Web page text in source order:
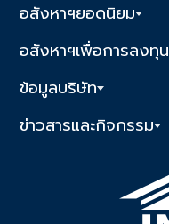
อสังหาฯยอดนิยม
อสังหาฯเพื่อการลงทุน
ข้อมูลบริษัท
ข่าวสารและกิจกรรม